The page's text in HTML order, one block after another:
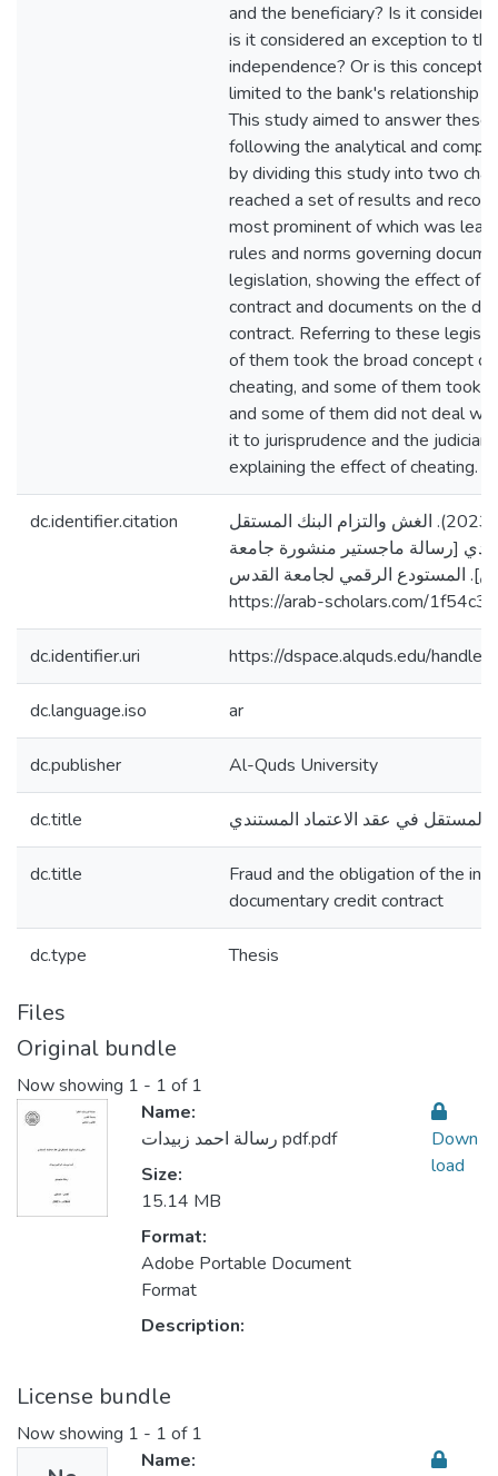
and the beneficiary? Is it
is it considered an exception to
independence? Or is this concept
limited to the bank's relationship
This study aimed to answer these
following the analytical and
by dividing this study into two
reached a set of results and
most prominent of which was
rules and norms governing
legislation, showing the effect of
contract and documents on the
contract. Referring to these
of them took the broad concept of
cheating, and some of them took
and some of them did not deal
it to jurisprudence and the
explaining the effect of cheating.
dc.identifier.citation
زبيدات، احمد يوسف. (2023). الغش والتزام البنك المستقل
[رسالة ماجستير منشورة جامعة
المستودع الرقمي لجامعة القدس.
https://arab-scholars.com/1f54c3
dc.identifier.uri https://dspace.alquds.edu/
dc.language.iso ar
dc.publisher Al-Quds University
dc.title المستقل في عقد الاعتماد المستندي
dc.title
Fraud and the obligation of the
documentary credit contract
dc.type Thesis
Files
Original bundle
Now showing 1 - 1 of 1
Name:
رسالة احمد زبيدات pdf.pdf
Size:
15.14 MB
Format:
Adobe Portable Document
Format
Description:
Down
load
License bundle
Now showing 1 - 1 of 1
Name: